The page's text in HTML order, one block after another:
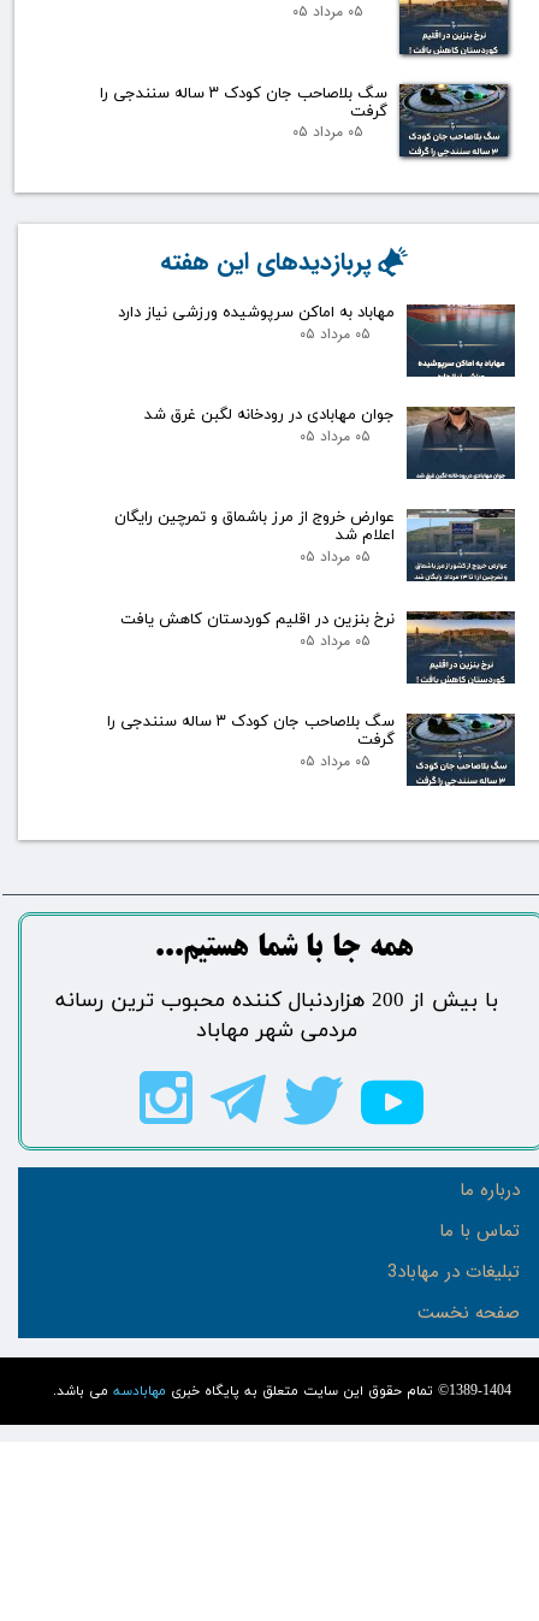
۰۵ مرداد ۰۵
سگ بلاصاحب جان کودک ۳ ساله سنندجی را
گرفت
۰۵ مرداد ۰۵
مهاباد به اماکن سرپوشیده ورزشی نیاز دارد
۰۵ مرداد ۰۵
جوان مهابادی در رودخانه لگبن غرق شد
۰۵ مرداد ۰۵
عوارض خروج از مرز باشماق و تمرچین رایگان
اعلام شد
۰۵ مرداد ۰۵
نرخ بنزین در اقلیم کوردستان کاهش یافت
۰۵ مرداد ۰۵
سگ بلاصاحب جان کودک ۳ ساله سنندجی را
گرفت
۰۵ مرداد ۰۵
پربازدیدهای این هفته
1389-1404© تمام حقوق این سایت متعلق به پایگاه خبری مهابادسه می باشد.
درباره ما
تماس با ما
تبلیغات در مهاباد3
صفحه نخست
​​​همه جا با شما هستیم...​​​​​​​​​​​​​​
​با بیش از 200 هزاردنبال کننده محبوب ترین رسانه
مردمی شهر مهاباد​​​​​​​​​​​​​​